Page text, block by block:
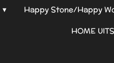
Happy Stone/Happy
HOME